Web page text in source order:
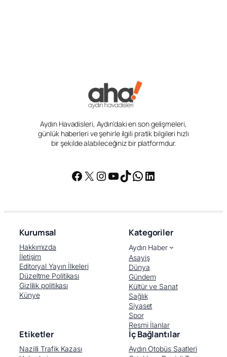
Aydın Havadisleri, Aydın’daki en son gelişmeleri,
günlük haberleri ve şehirle ilgili pratik bilgileri hızlı
bir şekilde alabileceğiniz bir platformdur.
Facebook
X Instagram
YouTube
TikTok
WhatsApp
LinkedIn
Kurumsal
Hakkımızda
İletişim
Editoryal Yayın İlkeleri
Düzeltme Politikası
Gizlilik politikası
Künye
Kategoriler
Aydın Haber
Asayiş
Dünya
Gündem
Kültür ve Sanat
Sağlık
Siyaset
Spor
Resmi İlanlar
Etiketler
Nazilli Trafik Kazası
İç Bağlantılar
Aydın Otobüs Saatleri